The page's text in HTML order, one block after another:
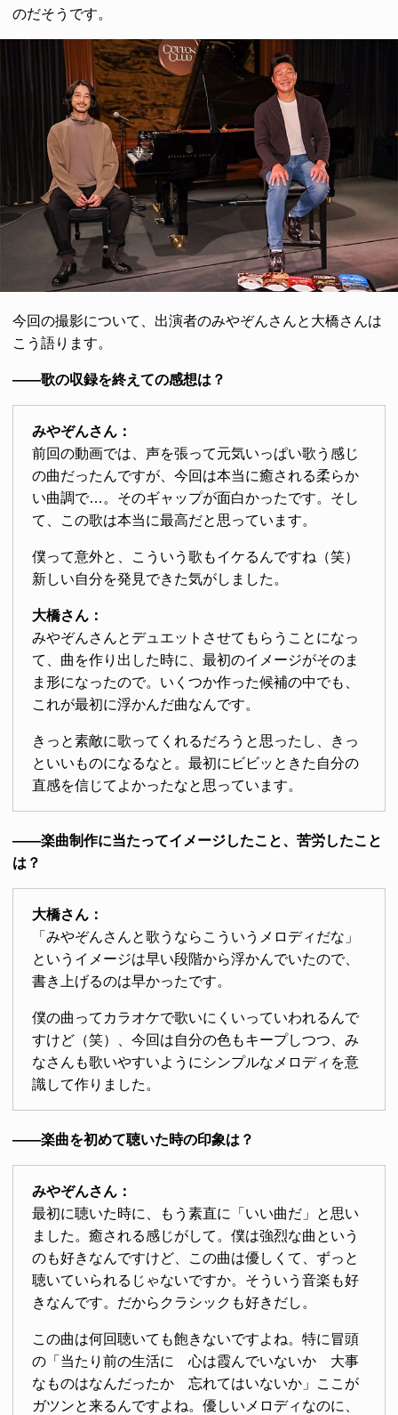
のだそうです。
今回の撮影について、出演者のみやぞんさんと大橋さんは
こう語ります。
――歌の収録を終えての感想は？
みやぞんさん：
前回の動画では、声を張って元気いっぱい歌う感じ
の曲だったんですが、今回は本当に癒される柔らか
い曲調で…。そのギャップが面白かったです。そし
て、この歌は本当に最高だと思っています。
僕って意外と、こういう歌もイケるんですね（笑）
新しい自分を発見できた気がしました。
大橋さん：
みやぞんさんとデュエットさせてもらうことになっ
て、曲を作り出した時に、最初のイメージがそのま
ま形になったので。いくつか作った候補の中でも、
これが最初に浮かんだ曲なんです。
きっと素敵に歌ってくれるだろうと思ったし、きっ
といいものになるなと。最初にビビッときた自分の
直感を信じてよかったなと思っています。
――楽曲制作に当たってイメージしたこと、苦労したこと
は？
大橋さん：
「みやぞんさんと歌うならこういうメロディだな」
というイメージは早い段階から浮かんでいたので、
書き上げるのは早かったです。
僕の曲ってカラオケで歌いにくいっていわれるんで
すけど（笑）、今回は自分の色もキープしつつ、み
なさんも歌いやすいようにシンプルなメロディを意
識して作りました。
――楽曲を初めて聴いた時の印象は？
みやぞんさん：
最初に聴いた時に、もう素直に「いい曲だ」と思い
ました。癒される感じがして。僕は強烈な曲という
のも好きなんですけど、この曲は優しくて、ずっと
聴いていられるじゃないですか。そういう音楽も好
きなんです。だからクラシックも好きだし。
この曲は何回聴いても飽きないですよね。特に冒頭
の「当たり前の生活に 心は霞んでいないか 大事
なものはなんだったか 忘れてはいないか」ここが
ガツンと来るんですよね。優しいメロディなのに、